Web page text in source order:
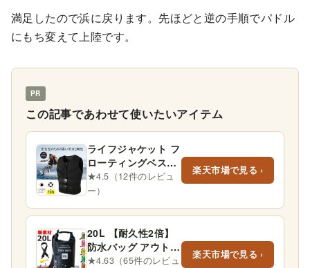
満足したので浜に戻ります。先ほどと逆の手順でパドル
にもち変えて上陸です。
PR
この記事であわせて使いたいアイテム
ライフジャケット フ
ローティングベスト
ブラック 男 女 大人
救命胴衣 li…
★4.5（12件のレビュ
ー）
楽天市場で見る ›
20L 【耐久性2倍】
防水バッグ アウトド
ア 防水リュック 大
★4.63（65件のレビュ
楽天市場で見る ›